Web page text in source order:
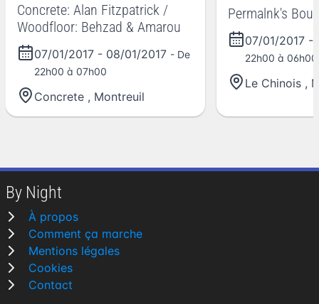
Concrete: Alan Fitzpatrick /
Woodfloor: Behzad & Amarou
07/01/2017 - 08/01/2017 - De
22h00 à 07h00
Concrete , Montreuil
Permalnk's
07/01/2017 -
22h00 à 06h00
Le Chinois ,
By Night
À propos
Comment ça marche
Mentions légales
Cookies
Contact